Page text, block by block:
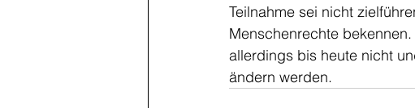
Teilnahme sei nicht
Menschenrechte
allerdings bis heute nicht
ändern werden.